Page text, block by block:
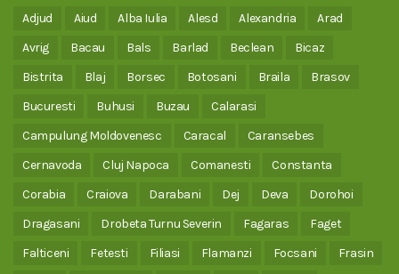
Adjud Aiud Alba Iulia Alesd Alexandria
Arad
Avrig
Bacau Bals Barlad Beclean
Bicaz
Bistrita
Blaj Borsec Botosani Braila
Brasov
Bucuresti
Buhusi Buzau
Calarasi
Campulung Moldovenesc
Caracal
Caransebes
Cernavoda
Cluj Napoca Comanesti
Constanta
Corabia
Craiova Darabani Dej Deva
Dorohoi
Dragasani
Drobeta Turnu Severin Fagaras
Faget
Falticeni
Fetesti Filiasi Flamanzi Focsani
Frasin